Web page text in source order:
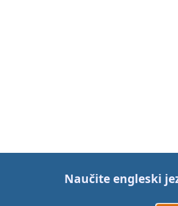
Naučite engleski